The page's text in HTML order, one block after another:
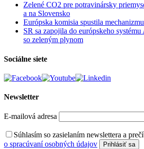
Zelené CO2 pre potravinársky
a na Slovensko
Európska komisia spustila
SR sa zapojila do európskeho
so zeleným plynom
Sociálne siete
Newsletter
E-mailová adresa
Súhlasím so zasielaním newslettera a
o spracúvaní osobných údajov